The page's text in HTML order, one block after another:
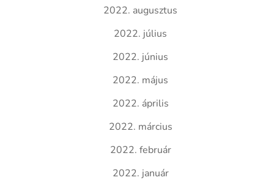
2022. augusztus
2022. július
2022. június
2022. május
2022. április
2022. március
2022. február
2022. január